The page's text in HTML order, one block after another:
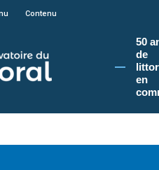
du Conservatoire du littoral, vous
Contenu
50
de
en